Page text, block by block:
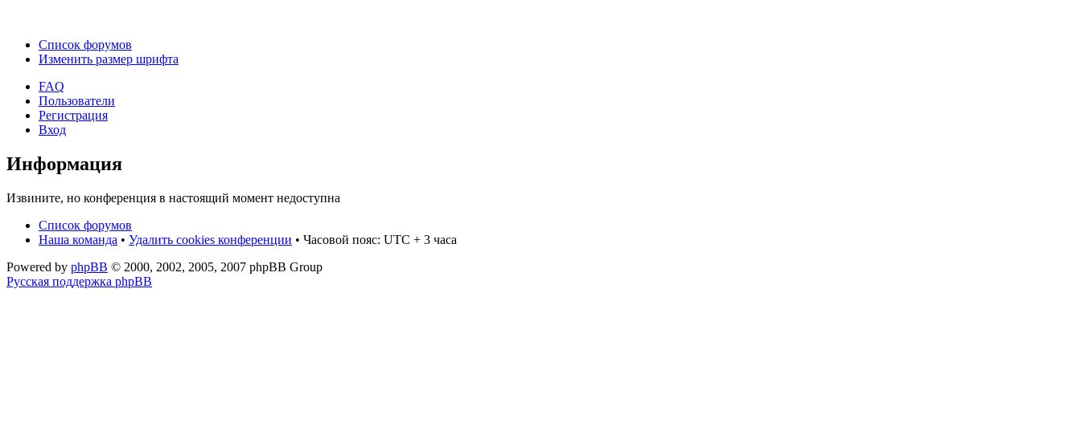
Список форумов
Изменить размер шрифта
FAQ
Пользователи
Регистрация
Вход
Информация
Извините, но конференция в настоящий момент недоступна
Список форумов
Наша команда • Удалить cookies конференции • Часовой пояс: UTC + 3 часа
Powered by phpBB © 2000, 2002, 2005, 2007 phpBB Group
Русская поддержка phpBB